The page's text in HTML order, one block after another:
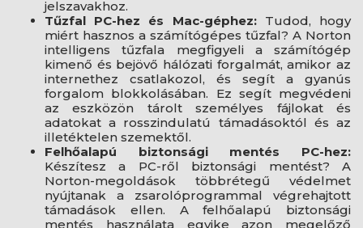
jelszavakhoz.
Tűzfal PC-hez és Mac-géphez:Tudod, hogy
miért hasznos a számítógépes tűzfal? A Norton
intelligens tűzfala megfigyeli a számítógép
kimenő és bejövő hálózati forgalmát, amikor az
internethez csatlakozol, és segít a gyanús
forgalom blokkolásában. Ez segít megvédeni
az eszközön tárolt személyes fájlokat és
adatokat a rosszindulatú támadásoktól és az
illetéktelen szemektől.
Felhőalapú biztonsági mentés PC-hez:
Készítesz a PC-ről biztonsági mentést? A
Norton-megoldások többrétegű védelmet
nyújtanak a zsarolóprogrammal végrehajtott
támadások ellen. A felhőalapú biztonsági
mentés használata egyike azon megelőző